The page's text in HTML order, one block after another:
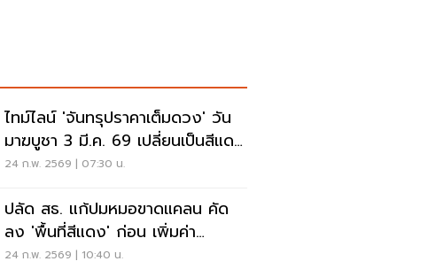
ไทม์ไลน์ 'จันทรุปราคาเต็มดวง' วัน
มาฆบูชา 3 มี.ค. 69 เปลี่ยนเป็นสีแดง
อิฐ ตอนไหน
24 ก.พ. 2569 | 07:30 น.
ปลัด สธ. แก้ปมหมอขาดแคลน คัด
ลง 'พื้นที่สีแดง' ก่อน เพิ่มค่า
ตอบแทน-เรียนต่อ
24 ก.พ. 2569 | 10:40 น.